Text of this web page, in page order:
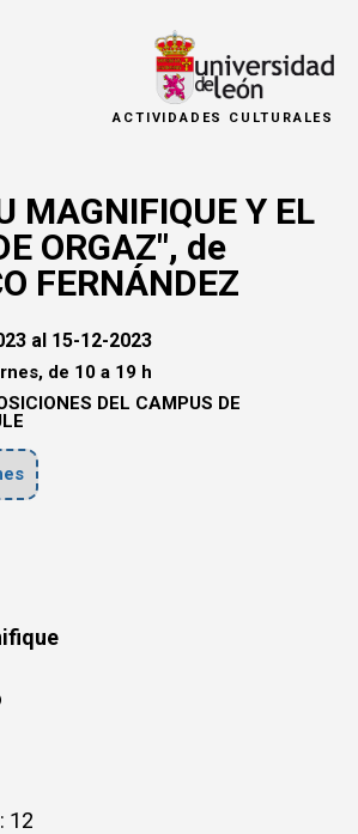
ACTIVIDADES CULTURALES
MAGNIFIQUE Y EL
ORGAZ", de
FERNÁNDEZ
al 15-12-2023
de 10 a 19 h
DEL CAMPUS DE
12